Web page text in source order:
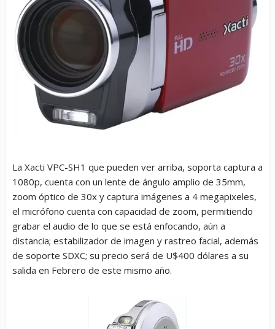
La Xacti VPC-SH1 que pueden ver arriba, soporta captura a
1080p, cuenta con un lente de ángulo amplio de 35mm,
zoom óptico de 30x y captura imágenes a 4 megapixeles,
el micrófono cuenta con capacidad de zoom, permitiendo
grabar el audio de lo que se está enfocando, aún a
distancia; estabilizador de imagen y rastreo facial, además
de soporte SDXC; su precio será de U$400 dólares a su
salida en Febrero de este mismo año.